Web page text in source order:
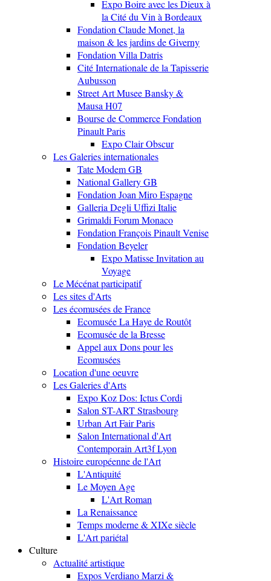
Expo Boire avec les Dieux à
la Cité du Vin à Bordeaux
Fondation Claude Monet, la
maison & les jardins de Giverny
Fondation Villa Datris
Cité Internationale de la Tapisserie
Aubusson
Street Art Musee Bansky &
Mausa H07
Bourse de Commerce Fondation
Pinault Paris
Expo Clair Obscur
Les Galeries internationales
Tate Modem GB
National Gallery GB
Fondation Joan Miro Espagne
Galleria Degli Uffizi Italie
Grimaldi Forum Monaco
Fondation François Pinault Venise
Fondation Beyeler
Expo Matisse Invitation au
Voyage
Le Mécénat participatif
Les sites d'Arts
Les écomusées de France
Ecomusée La Haye de Routôt
Ecomusée de la Bresse
Appel aux Dons pour les
Ecomusées
Location d'une oeuvre
Les Galeries d'Arts
Expo Koz Dos: Ictus Cordi
Salon ST-ART Strasbourg
Urban Art Fair Paris
Salon International d'Art
Contemporain Art3f Lyon
Histoire européenne de l'Art
L'Antiquité
Le Moyen Age
L'Art Roman
La Renaissance
Temps moderne & XIXe siècle
L'Art pariétal
Culture
Actualité artistique
Expos Verdiano Marzi &